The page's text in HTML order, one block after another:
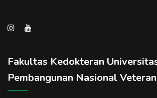
Fakultas Kedokteran
Pembangunan Nasional